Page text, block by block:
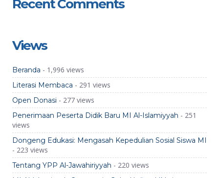
Recent Comments
Views
Beranda - 1,996 views
Literasi Membaca - 291 views
Open Donasi - 277 views
Penerimaan Peserta Didik Baru MI Al-Islamiyyah - 251
views
Dongeng Edukasi: Mengasah Kepedulian Sosial Siswa MI
- 223 views
Tentang YPP Al-Jawahiriyyah - 220 views